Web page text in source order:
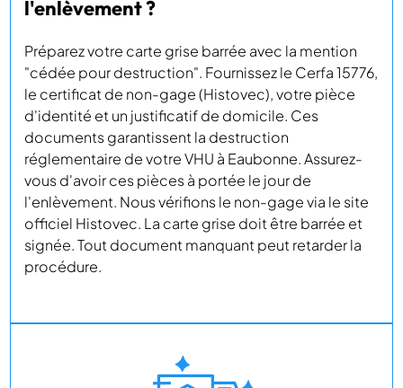
l'enlèvement ?
Préparez votre carte grise barrée avec la mention
"cédée pour destruction". Fournissez le Cerfa 15776,
le certificat de non-gage (Histovec), votre pièce
d'identité et un justificatif de domicile. Ces
documents garantissent la destruction
réglementaire de votre VHU à Eaubonne. Assurez-
vous d'avoir ces pièces à portée le jour de
l'enlèvement. Nous vérifions le non-gage via le site
officiel Histovec. La carte grise doit être barrée et
signée. Tout document manquant peut retarder la
procédure.